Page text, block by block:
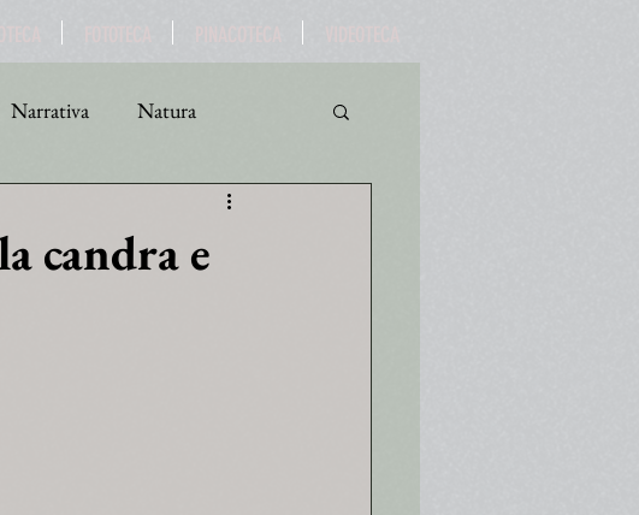
Narrativa Natura
Turismo
candra e